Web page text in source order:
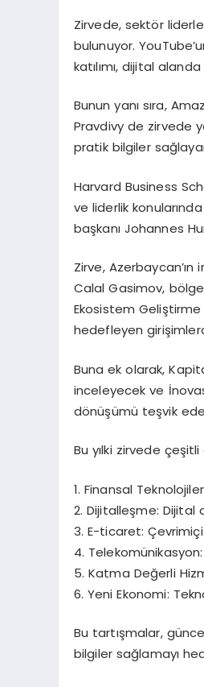
Zirvede, sektör
bulunuyor.
katılımı, dijital
Bunun yanı sıra,
Pravdivy de zirvede
pratik bilgiler
Harvard Business
ve liderlik
başkanı Johannes
Zirve,
Calal Gasimov,
Ekosistem
hedefleyen
Buna ek olarak,
inceleyecek ve
dönüşümü teşvik
Bu yılki zirvede
1. Finansal
2. Dijitalleşme: Dijital
3. E-ticaret:
4.
5. Katma Değerli
6. Yeni Ekonomi:
Bu tartışmalar,
bilgiler sağlamayı